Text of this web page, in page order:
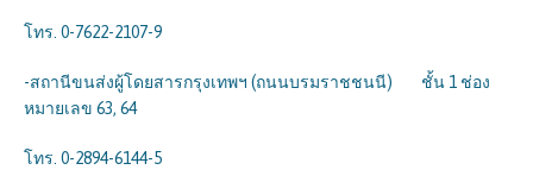
โทร. 0-7622-2107-9
-สถานีขนส่งผู้โดยสารกรุงเทพฯ (ถนนบรมราชชนนี) ชั้น 1 ช่อง
หมายเลข 63, 64
โทร. 0-2894-6144-5